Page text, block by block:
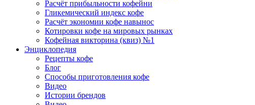
Расчёт прибыльности кофейни
Гликемический индекс кофе
Расчёт экономии кофе навынос
Котировки кофе на мировых рынках
Кофейная викторина (квиз) №1
Энциклопедия
Рецепты кофе
Блог
Способы приготовления кофе
Видео
Истории брендов